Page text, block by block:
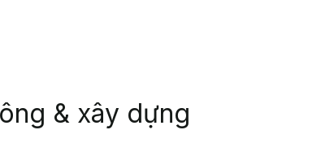
& xây dựng